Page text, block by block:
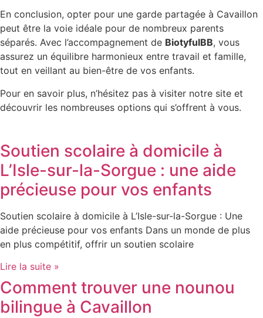
En conclusion, opter pour une garde partagée à Cavaillon
peut être la voie idéale pour de nombreux parents
séparés. Avec l’accompagnement de BiotyfulBB, vous
assurez un équilibre harmonieux entre travail et famille,
tout en veillant au bien-être de vos enfants.
Pour en savoir plus, n’hésitez pas à visiter notre site et
découvrir les nombreuses options qui s’offrent à vous.
Soutien scolaire à domicile à
L’Isle-sur-la-Sorgue : une aide
précieuse pour vos enfants
Soutien scolaire à domicile à L’Isle-sur-la-Sorgue : Une
aide précieuse pour vos enfants Dans un monde de plus
en plus compétitif, offrir un soutien scolaire
Lire la suite »
Comment trouver une nounou
bilingue à Cavaillon